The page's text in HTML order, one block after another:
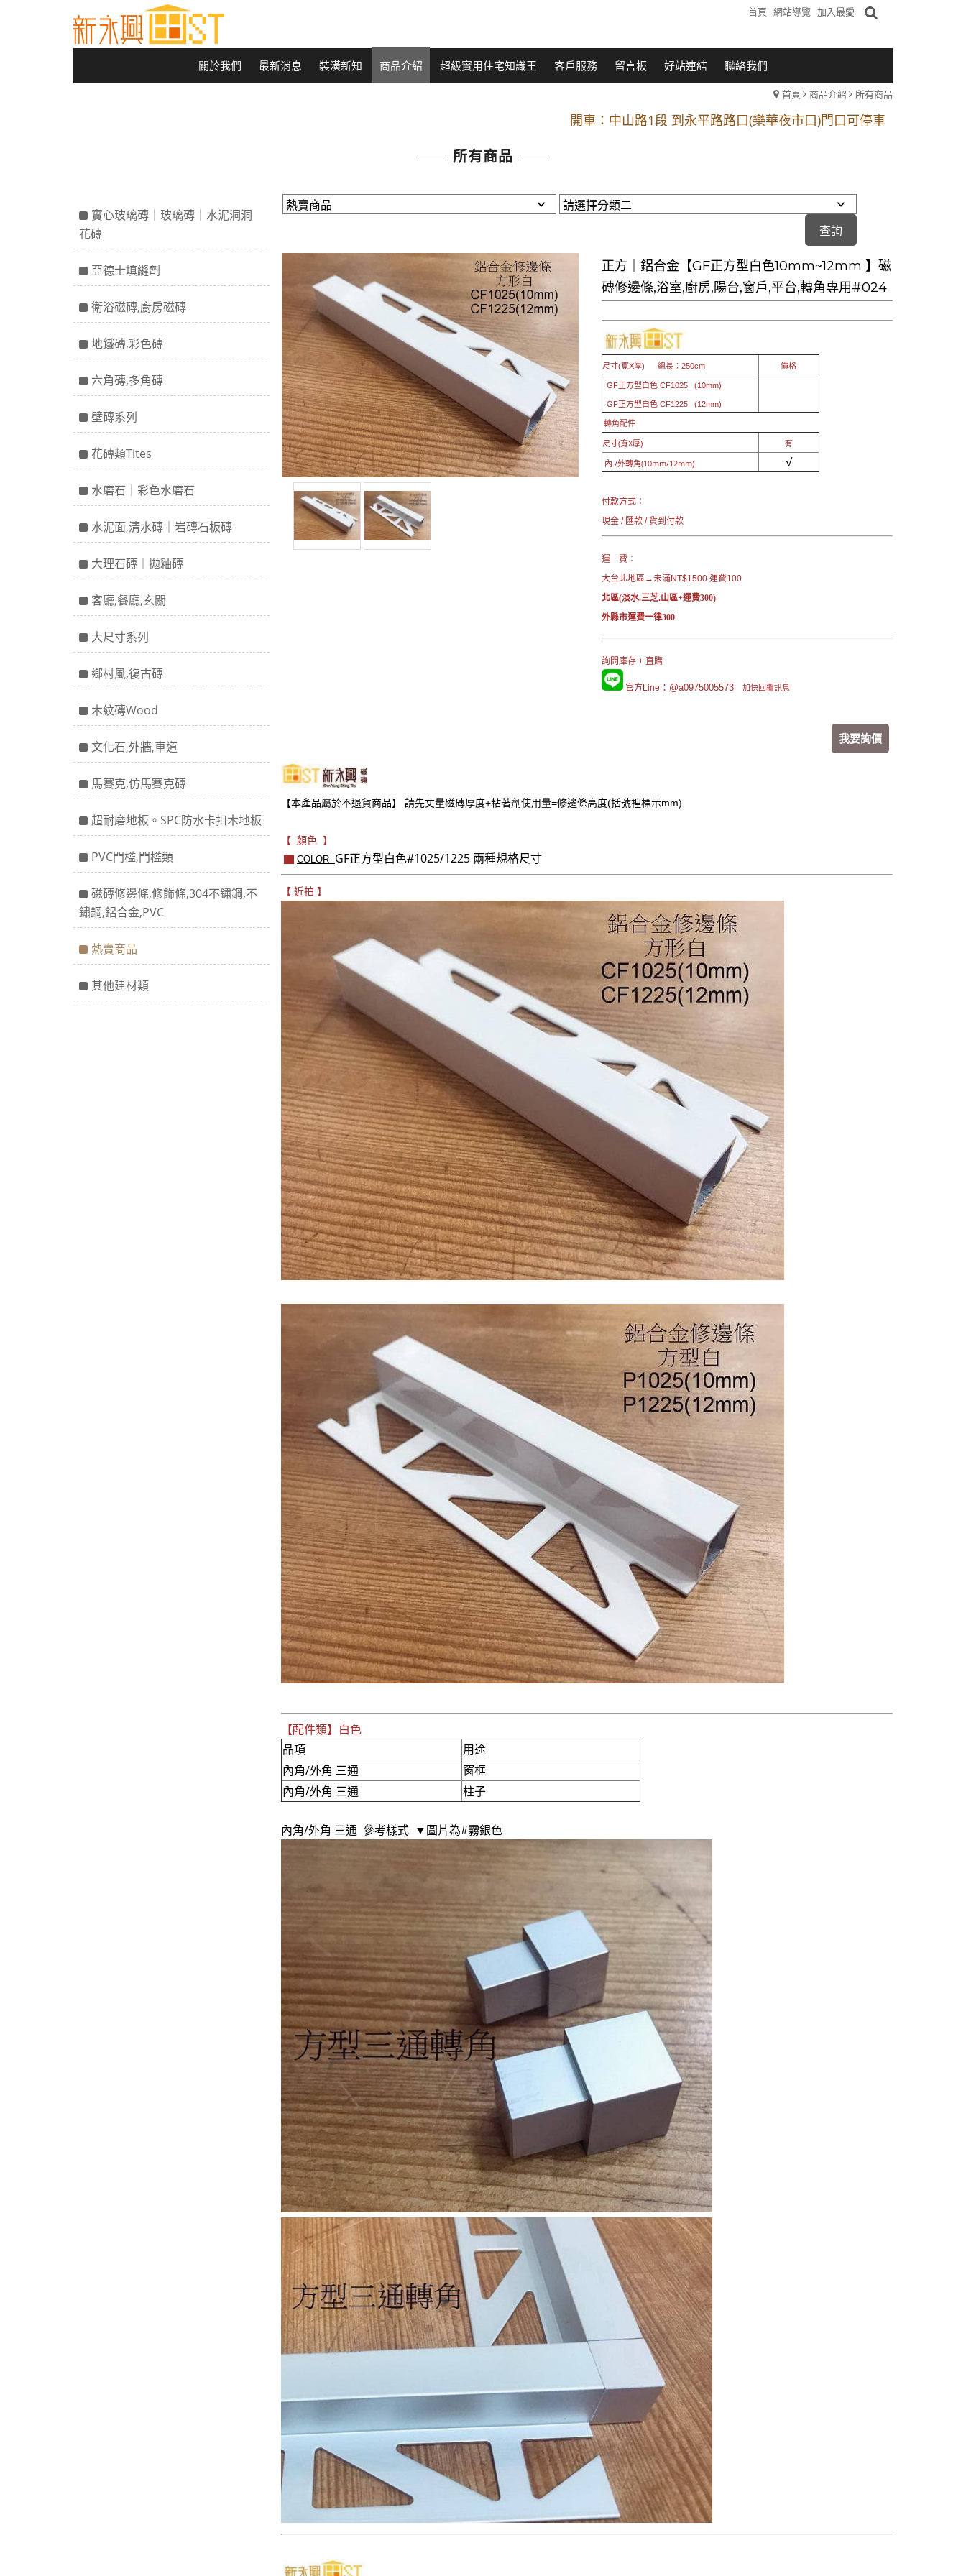
首頁 網站導覽 加入最愛
關於我們 最新消息 裝潢新知 商品介紹 超級實用住宅知識王 客戶服務 留言板 好站連結 聯絡我們
首頁 商品介紹 所有商品
開車：中山路1段 到永平路路口(樂華夜市口)門口可停車
捷運： 中和線【頂溪站 2 號出口】往中山路1段139號約10分鐘
原Line已滿 無法加Line好友 請親愛的客戶加入 LINE官方帳號@a0975005573
捷運： 中和線【頂溪站 2 號出口】往中山路1段139號約10分鐘
原Line已滿 無法加Line好友 請親愛的客戶加入 LINE官方帳號@a0975005573
所有商品
實心玻璃磚｜玻璃磚｜水泥洞洞
花磚
亞德士填縫劑
衛浴磁磚,廚房磁磚
地鐵磚,彩色磚
六角磚,多角磚
壁磚系列
花磚類Tites
水磨石｜彩色水磨石
水泥面,清水磚｜岩磚石板磚
大理石磚｜拋釉磚
客廳,餐廳,玄關
大尺寸系列
鄉村風,復古磚
木紋磚Wood
文化石,外牆,車道
馬賽克,仿馬賽克磚
超耐磨地板。SPC防水卡扣木地板
PVC門檻,門檻類
磁磚修邊條,修飾條,304不鏽鋼,不
鏽鋼,鋁合金,PVC
熱賣商品
其他建材類
正方｜鋁合金【GF正方型白色10mm~12mm 】磁
磚修邊條,浴室,廚房,陽台,窗戶,平台,轉角專用#024
尺寸(寬X厚) 總長：250cm 價格
GF正方型白色 CF1025 (10mm)
GF正方型白色 CF1225 (12mm)
轉角配件
尺寸(寬X厚) 有
內 /外轉角(10mm/12mm) √
付款方式：
現金 / 匯款 / 貨到付款
運 費：
大台北地區→未滿NT$1500 運費100
北區(淡水.三芝.山區+運費300)
外縣市運費一律300
詢問庫存 + 直購
官方Line ：@a0975005573 加快回覆訊息
我要詢價
【本產品屬於不退貨商品】 請先丈量磁磚厚度+粘著劑使用量=修邊條高度(括號裡標示mm)
【 顏色 】
▇COLOR GF正方型白色#1025/1225 兩種規格尺寸
【 近拍 】
【配件類】白色
品項
用途
內角/外角 三通
窗框
內角/外角 三通
柱子
內角/外角 三通 參考樣式 ▼圖片為#霧銀色